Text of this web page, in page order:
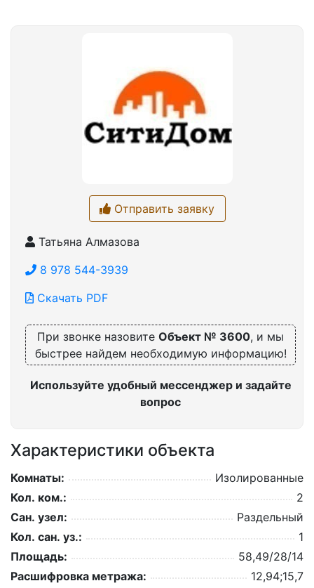
Отправить заявку
Татьяна Алмазова
8 978 544-3939
Скачать PDF
При звонке назовите Объект № 3600, и мы
быстрее найдем необходимую информацию!
Используйте удобный мессенджер и задайте
вопрос
Характеристики объекта
Комнаты:
Изолированные
Кол. ком.:
2
Сан. узел:
Раздельный
Кол. сан. уз.:
1
Площадь:
58,49/28/14
Расшифровка метража:
12,94;15,7